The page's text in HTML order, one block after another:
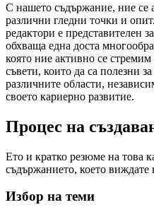
С нашето съдържание, ние се
различни гледни точки и
редактори е представителен
обхваща една доста
която ние активно се
съвети, които да са полезни
различните области,
своето кариерно развитие.
Процес на
Ето и кратко резюме на това
съдържанието, което виждате
Избор на теми